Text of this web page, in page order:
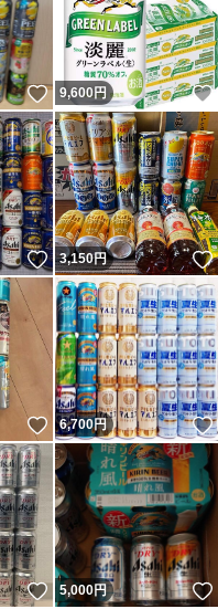
いいね！
9,600円
いいね！
3,150円
いいね！
6,700円
いいね！
5,000円